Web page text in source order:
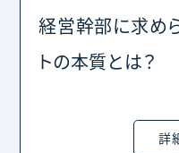
経営幹部に求め
トの本質とは？
詳